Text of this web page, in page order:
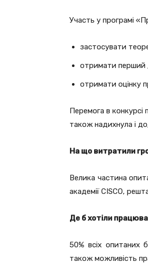
Участь у програмі
застосувати
отримати перший
отримати оцінку
Перемога в конкурсі
також надихнула і
На що витратили
Велика частина
академії CISCO,
Де б хотіли
50% всіх опитаних
також можливість